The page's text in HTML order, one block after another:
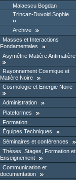
Malaescu Bogdan
Trincaz-Duvoid Sophie
Archive
Masses et Interactions
Fondamentales
Asymétrie Matière Antimatière
Rayonnement Cosmique et
Matière Noire
Cosmologie et Energie Noire
Administration
Plateformes
Formation
Équipes Techniques
Séminaires et conférences
Thèses, Stages, Formation et
Enseignement
Communication et
documentation